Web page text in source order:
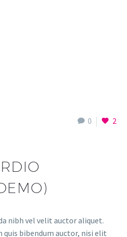
0 2
nibh vel velit auctor aliquet.
bibendum auctor, nisi elit